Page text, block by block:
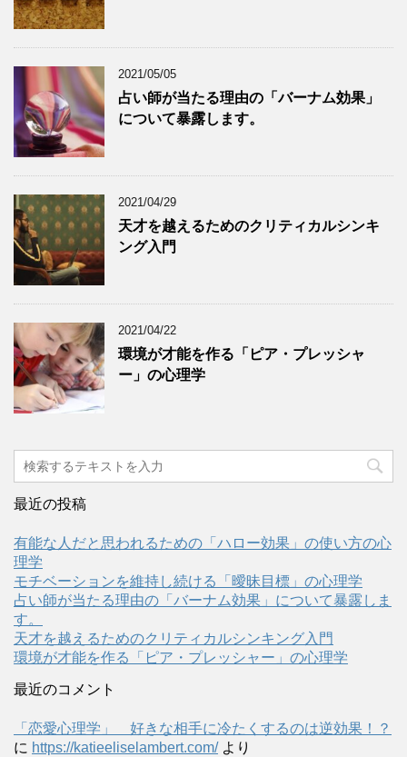
2021/05/05
占い師が当たる理由の「バーナム効果」
について暴露します。
2021/04/29
天才を越えるためのクリティカルシンキ
ング入門
2021/04/22
環境が才能を作る「ピア・プレッシャ
ー」の心理学
最近の投稿
有能な人だと思われるための「ハロー効果」の使い方の心
理学
モチベーションを維持し続ける「曖昧目標」の心理学
占い師が当たる理由の「バーナム効果」について暴露しま
す。
天才を越えるためのクリティカルシンキング入門
環境が才能を作る「ピア・プレッシャー」の心理学
最近のコメント
「恋愛心理学」 好きな相手に冷たくするのは逆効果！？
に https://katieeliselambert.com/より